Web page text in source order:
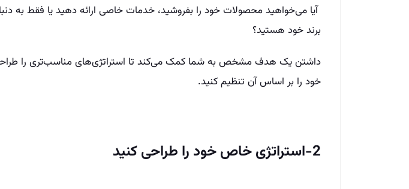
آیا می‌خواهید محصولات خود را بفروشید، خدمات خاصی ارائه دهید یا فقط به
برند خود هستید؟
داشتن یک هدف مشخص به شما کمک می‌کند تا استراتژی‌های مناسب‌تری را
خود را بر اساس آن تنظیم کنید.
2-استراتژی خاص خود را طراحی کنید